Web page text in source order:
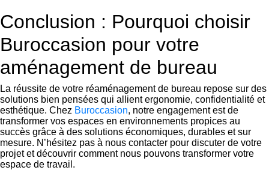
Conclusion : Pourquoi choisir
Buroccasion pour votre
aménagement de bureau
La réussite de votre réaménagement de bureau repose sur des
solutions bien pensées qui allient ergonomie, confidentialité et
esthétique. Chez Buroccasion, notre engagement est de
transformer vos espaces en environnements propices au
succès grâce à des solutions économiques, durables et sur
mesure. N’hésitez pas à nous contacter pour discuter de votre
projet et découvrir comment nous pouvons transformer votre
espace de travail.